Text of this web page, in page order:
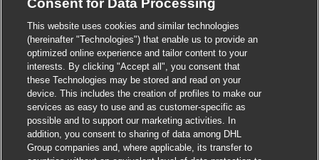
Hi There!
Are you interested in this job?
Close chatbot
I'm interested Similar Jobs
Consent for Data Processing
This website uses cookies and similar technologies
(hereinafter "Technologies") that enable us to provide an
optimized online experience and tailor content to your
interests. By clicking "Accept all", you consent that
these Technologies may be stored and read on your
device. This includes the creation of profiles to make our
services as easy to use and as customer-specific as
possible and to support our marketing activities. In
addition, you consent to sharing of data among DHL
Group companies and, where applicable, its transfer to